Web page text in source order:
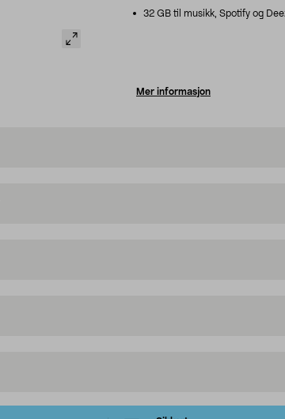
32 GB til musikk, Spotify og
Mer informasjon